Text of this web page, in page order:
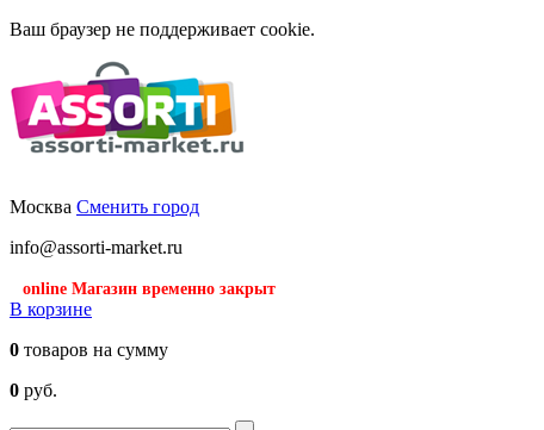
Ваш браузер не поддерживает cookie.
Москва Сменить город
info@assorti-market.ru
online Магазин временно закрыт
В корзине
0 товаров на сумму
0 руб.